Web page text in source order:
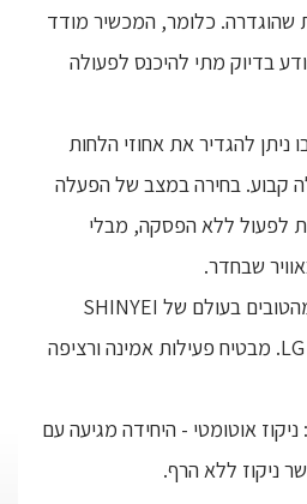
שהוגדרה. כלומר, המכשיר מודד
בדיוק מתי להיכנס לפעולה
להגדיר את אחוזי הלחות
קבוע. בחירה במצב של הפעלה
לפעול ללא הפסקה, מבלי
שבחדר.
בנוי עם חיישן לחות יפני מהטובים בעולם של SHINYEI
ומדחס איכותי של חברת LG. מבטיח פעילות אמינה ורציפה
אוטומטי - היחידה מגיעה עם
ניקוז ללא הרף.